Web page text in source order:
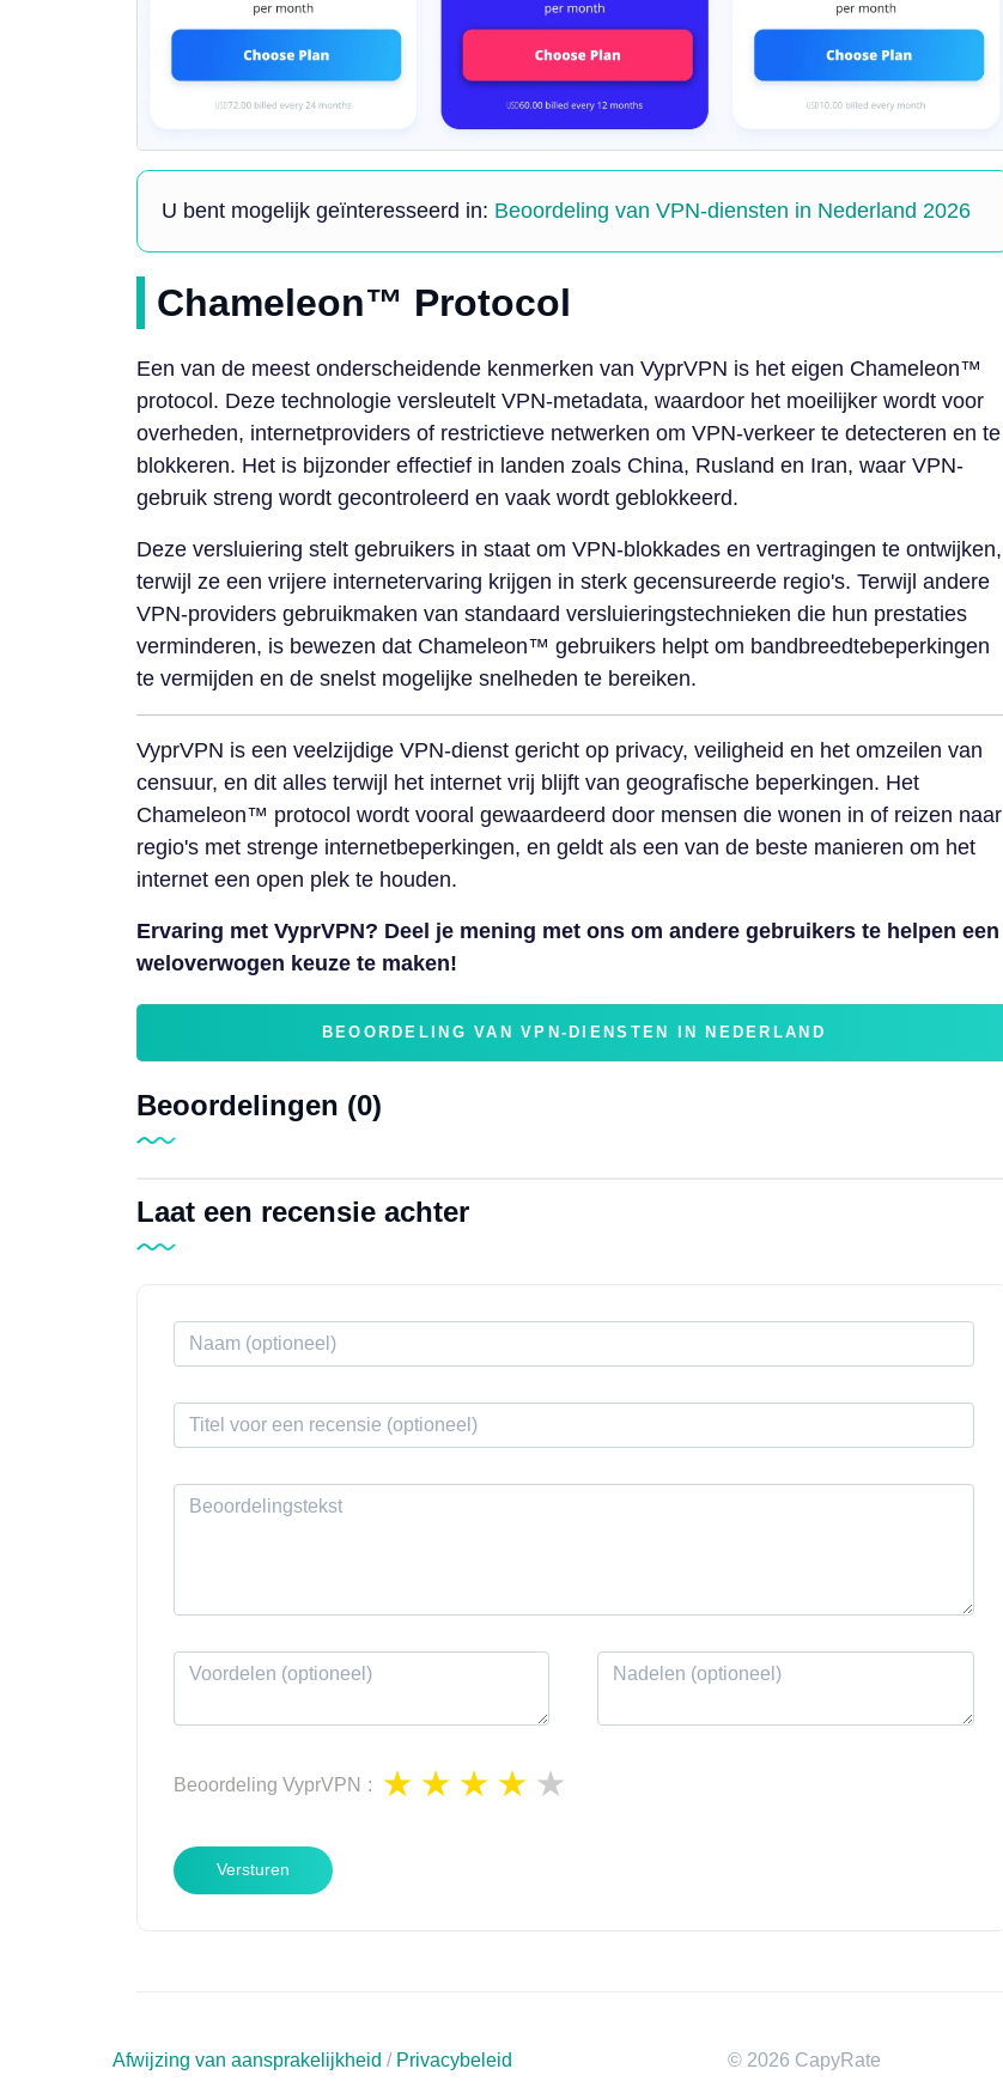
U bent mogelijk geïnteresseerd in: Beoordeling van VPN-diensten in Nederland 2026
Chameleon™ Protocol
Een van de meest onderscheidende kenmerken van VyprVPN is het eigen Chameleon™
protocol. Deze technologie versleutelt VPN-metadata, waardoor het moeilijker wordt voor
overheden, internetproviders of restrictieve netwerken om VPN-verkeer te detecteren en te
blokkeren. Het is bijzonder effectief in landen zoals China, Rusland en Iran, waar VPN-
gebruik streng wordt gecontroleerd en vaak wordt geblokkeerd.
Deze versluiering stelt gebruikers in staat om VPN-blokkades en vertragingen te ontwijken,
terwijl ze een vrijere internetervaring krijgen in sterk gecensureerde regio's. Terwijl andere
VPN-providers gebruikmaken van standaard versluieringstechnieken die hun prestaties
verminderen, is bewezen dat Chameleon™ gebruikers helpt om bandbreedtebeperkingen
te vermijden en de snelst mogelijke snelheden te bereiken.
VyprVPN is een veelzijdige VPN-dienst gericht op privacy, veiligheid en het omzeilen van
censuur, en dit alles terwijl het internet vrij blijft van geografische beperkingen. Het
Chameleon™ protocol wordt vooral gewaardeerd door mensen die wonen in of reizen naar
regio's met strenge internetbeperkingen, en geldt als een van de beste manieren om het
internet een open plek te houden.
Ervaring met VyprVPN? Deel je mening met ons om andere gebruikers te helpen een
weloverwogen keuze te maken!
BEOORDELING VAN VPN-DIENSTEN IN NEDERLAND
Beoordelingen (0)
Laat een recensie achter
Beoordeling VyprVPN :
Versturen
Afwijzing van aansprakelijkheid / Privacybeleid © 2026 CapyRate